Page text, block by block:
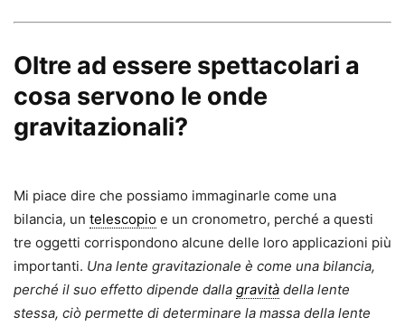
Oltre ad essere spettacolari a
cosa servono le onde
gravitazionali?
Mi piace dire che possiamo immaginarle come una
bilancia, un telescopio e un cronometro, perché a questi
tre oggetti corrispondono alcune delle loro applicazioni più
importanti. Una lente gravitazionale è come una bilancia,
perché il suo effetto dipende dalla gravità della lente
stessa, ciò permette di determinare la massa della lente